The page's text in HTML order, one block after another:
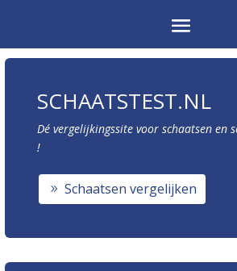
SCHAATSTEST.NL
Dé vergelijkingssite voor schaatsen en
!
Schaatsen vergelijken